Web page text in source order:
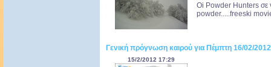
Οi Powder Hunters σε
powder.....freeski
Γενική πρόγνωση καιρού για Πέμπτη 16/02/2012
15/2/2012 17:29